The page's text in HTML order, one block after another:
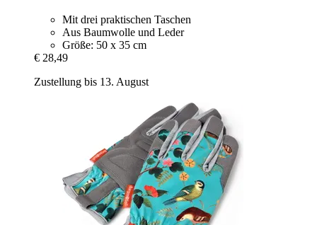
Mit drei praktischen Taschen
Aus Baumwolle und Leder
Größe: 50 x 35 cm
€ 28,49
Zustellung bis 13. August